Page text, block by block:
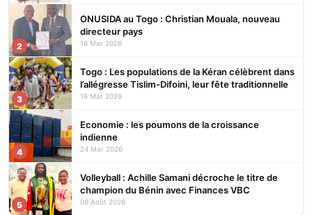
2
ONUSIDA au Togo : Christian Mouala, nouveau
directeur pays
16 Mar 2026
3
Togo : Les populations de la Kéran célèbrent dans
l’allégresse Tislim-Difoini, leur fête traditionnelle
16 Mar 2026
4
Economie : les poumons de la croissance
indienne
24 Mar 2026
5
Volleyball : Achille Samani décroche le titre de
champion du Bénin avec Finances VBC
09 Août 2026